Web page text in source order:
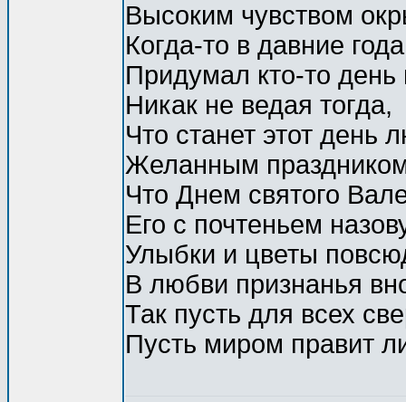
Высоким чувством
Когда-то в давние года
Придумал кто-то
Никак не ведая тогда,
Что станет этот день
Желанным праздником
Что Днем святого
Его с почтеньем
Улыбки и цветы
В любви признанья
Так пусть для всех
Пусть миром правит